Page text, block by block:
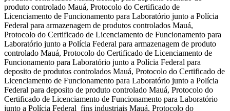
produto controlado Mauá, Protocolo do Certificado de
Licenciamento de Funcionamento para Laboratório junto a Polícia
Federal para armazenagem de produtos controlados Mauá,
Protocolo do Certificado de Licenciamento de Funcionamento para
Laboratório junto a Polícia Federal para armazenagem de produto
controlado Mauá, Protocolo do Certificado de Licenciamento de
Funcionamento para Laboratório junto a Polícia Federal para
deposito de produtos controlados Mauá, Protocolo do Certificado de
Licenciamento de Funcionamento para Laboratório junto a Polícia
Federal para deposito de produto controlado Mauá, Protocolo do
Certificado de Licenciamento de Funcionamento para Laboratório
junto a Polícia Federal fins industriais Mauá, Protocolo do